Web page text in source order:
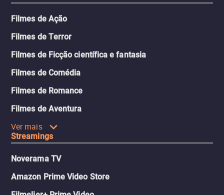
Filmes de Ação
Filmes de Terror
Filmes de Ficção científica e fantasia
Filmes de Comédia
Filmes de Romance
Filmes de Aventura
Ver mais
Streamings
Noverama TV
Amazon Prime Video Store